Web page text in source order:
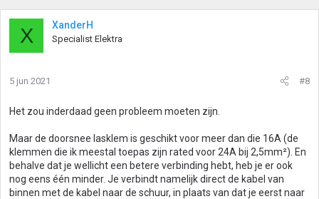
X XanderH
Specialist Elektra
5 jun 2021 #8
Het zou inderdaad geen probleem moeten zijn.
Maar de doorsnee lasklem is geschikt voor meer dan die 16A (de
klemmen die ik meestal toepas zijn rated voor 24A bij 2,5mm²). En
behalve dat je wellicht een betere verbinding hebt, heb je er ook
nog eens één minder. Je verbindt namelijk direct de kabel van
binnen met de kabel naar de schuur, in plaats van dat je eerst naar